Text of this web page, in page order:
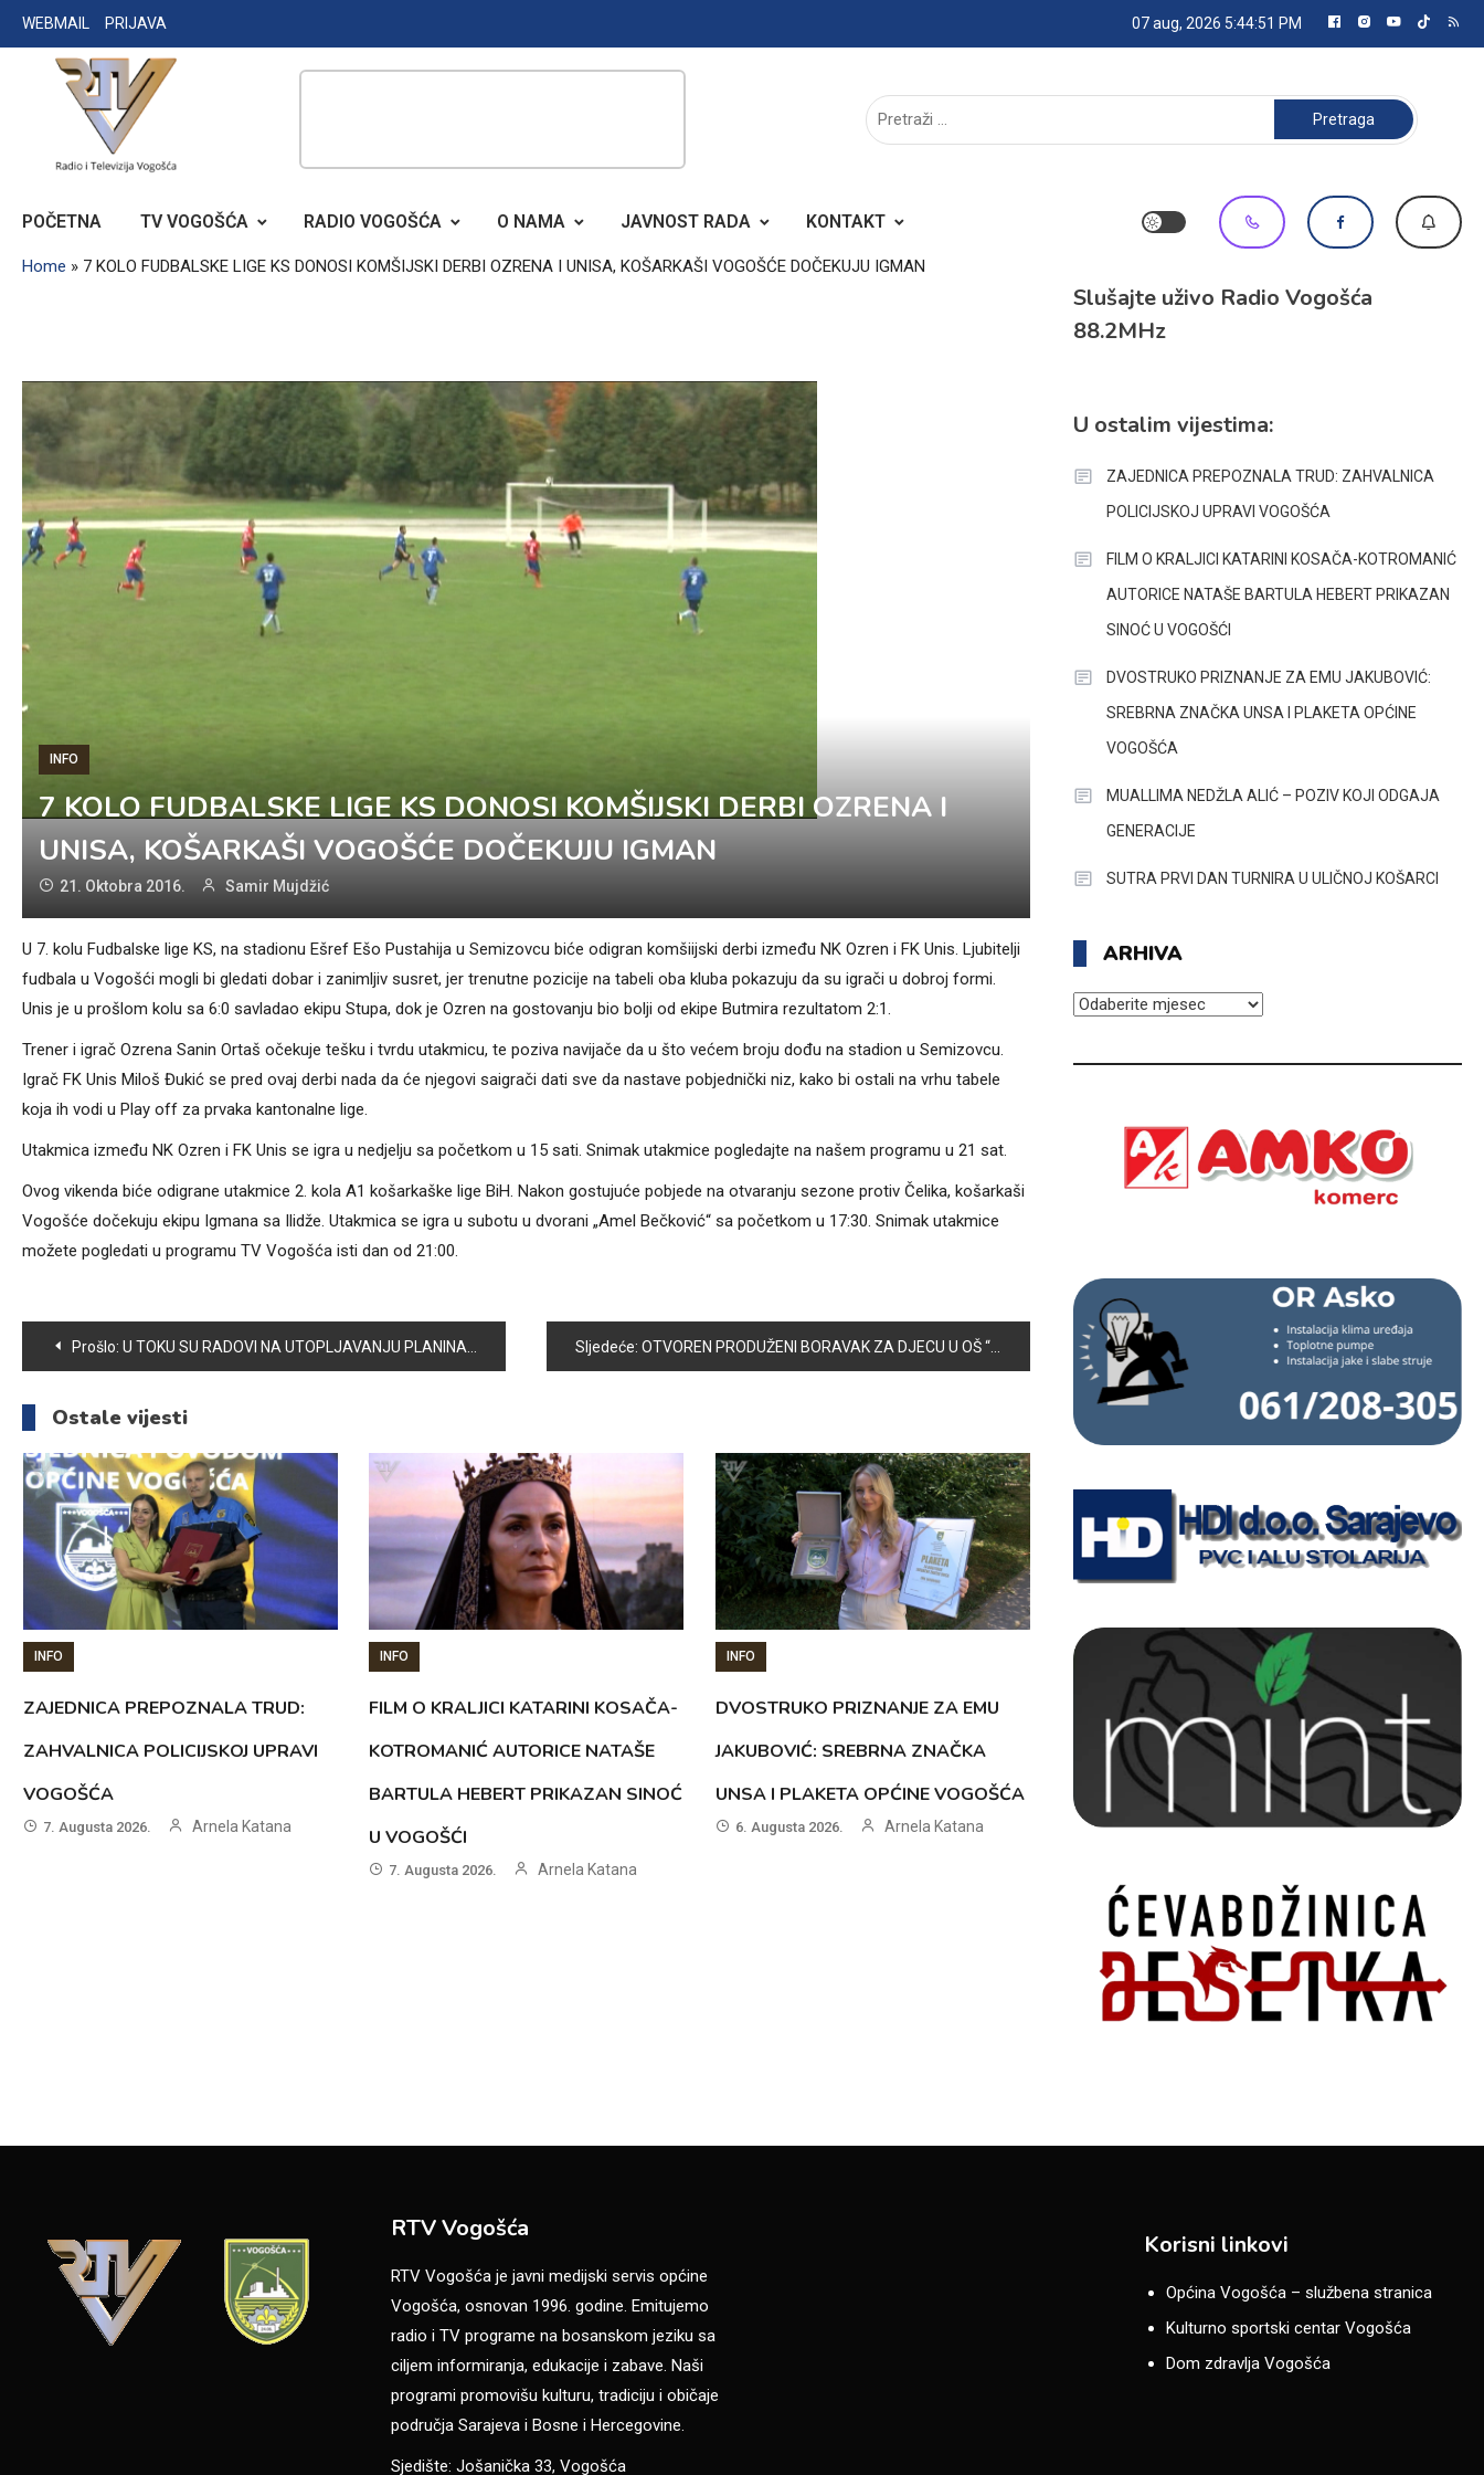
Skip
to
WEBMAIL PRIJAVA 07 aug, 2026 5:44:52 PM
RADIO TELEVIZIJA VOGOŠĆA
Pretraga:
POČETNA TV VOGOŠĆA RADIO VOGOŠĆA O NAMA JAVNOST RADA KONTAKT
Home » 7 KOLO FUDBALSKE LIGE KS DONOSI KOMŠIJSKI DERBI OZRENA I UNISA, KOŠARKAŠI VOGOŠĆE DOČEKUJU IGMAN
INFO
7 KOLO FUDBALSKE LIGE KS DONOSI KOMŠIJSKI DERBI OZRENA I
UNISA, KOŠARKAŠI VOGOŠĆE DOČEKUJU IGMAN
21. Oktobra 2016. Samir Mujdžić
U 7. kolu Fudbalske lige KS, na stadionu Ešref Ešo Pustahija u Semizovcu biće odigran komšiijski derbi između NK Ozren i FK Unis. Ljubitelji
fudbala u Vogošći mogli bi gledati dobar i zanimljiv susret, jer trenutne pozicije na tabeli oba kluba pokazuju da su igrači u dobroj formi.
Unis je u prošlom kolu sa 6:0 savladao ekipu Stupa, dok je Ozren na gostovanju bio bolji od ekipe Butmira rezultatom 2:1.
Trener i igrač Ozrena Sanin Ortaš očekuje tešku i tvrdu utakmicu, te poziva navijače da u što većem broju dođu na stadion u Semizovcu.
Igrač FK Unis Miloš Đukić se pred ovaj derbi nada da će njegovi saigrači dati sve da nastave pobjednički niz, kako bi ostali na vrhu tabele
koja ih vodi u Play off za prvaka kantonalne lige.
Utakmica između NK Ozren i FK Unis se igra u nedjelju sa početkom u 15 sati. Snimak utakmice pogledajte na našem programu u 21 sat.
Ovog vikenda biće odigrane utakmice 2. kola A1 košarkaške lige BiH. Nakon gostujuće pobjede na otvaranju sezone protiv Čelika, košarkaši
Vogošće dočekuju ekipu Igmana sa Ilidže. Utakmica se igra u subotu u dvorani „Amel Bečković“ sa početkom u 17:30. Snimak utakmice
možete pogledati u programu TV Vogošća isti dan od 21:00.
Navigacija
članaka
Prošlo: U TOKU SU RADOVI NA UTOPLJAVANJU PLANINARSKOG DOMA NA MOTKI Sljedeće: OTVOREN PRODUŽENI BORAVAK ZA DJECU U OŠ “ZAJKO DELIĆ” KOBILJA GLAVA
Ostale vijesti
INFO
ZAJEDNICA PREPOZNALA TRUD:
ZAHVALNICA POLICIJSKOJ UPRAVI
VOGOŠĆA
7. Augusta 2026. Arnela Katana
INFO
FILM O KRALJICI KATARINI KOSAČA-
KOTROMANIĆ AUTORICE NATAŠE
BARTULA HEBERT PRIKAZAN SINOĆ
U VOGOŠĆI
7. Augusta 2026. Arnela Katana
INFO
DVOSTRUKO PRIZNANJE ZA EMU
JAKUBOVIĆ: SREBRNA ZNAČKA
UNSA I PLAKETA OPĆINE VOGOŠĆA
6. Augusta 2026. Arnela Katana
Slušajte uživo Radio Vogošća
88.2MHz
U ostalim vijestima:
ZAJEDNICA PREPOZNALA TRUD: ZAHVALNICA
POLICIJSKOJ UPRAVI VOGOŠĆA
FILM O KRALJICI KATARINI KOSAČA-KOTROMANIĆ
AUTORICE NATAŠE BARTULA HEBERT PRIKAZAN
SINOĆ U VOGOŠĆI
DVOSTRUKO PRIZNANJE ZA EMU JAKUBOVIĆ:
SREBRNA ZNAČKA UNSA I PLAKETA OPĆINE
VOGOŠĆA
MUALLIMA NEDŽLA ALIĆ – POZIV KOJI ODGAJA
GENERACIJE
SUTRA PRVI DAN TURNIRA U ULIČNOJ KOŠARCI
ARHIVA
ARHIVA
RTV Vogošća
RTV Vogošća je javni medijski servis općine
Vogošća, osnovan 1996. godine. Emitujemo
radio i TV programe na bosanskom jeziku sa
ciljem informiranja, edukacije i zabave. Naši
programi promovišu kulturu, tradiciju i običaje
područja Sarajeva i Bosne i Hercegovine.
Sjedište: Jošanička 33, Vogošća
Korisni linkovi
Općina Vogošća – službena stranica
Kulturno sportski centar Vogošća
Dom zdravlja Vogošća